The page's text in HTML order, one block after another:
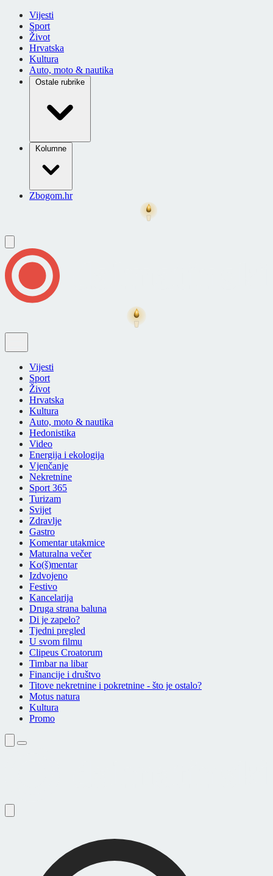
Vijesti
Sport
Život
Hrvatska
Kultura
Auto, moto & nautika
Ostale rubrike
Kolumne
Zbogom.hr
Vijesti
Sport
Život
Hrvatska
Kultura
Auto, moto & nautika
Hedonistika
Video
Energija i ekologija
Vjenčanje
Nekretnine
Sport 365
Turizam
Svijet
Zdravlje
Gastro
Komentar utakmice
Maturalna večer
Ko(š)mentar
Izdvojeno
Festivo
Kancelarija
Druga strana baluna
Di je zapelo?
Tjedni pregled
U svom filmu
Clipeus Croatorum
Timbar na libar
Financije i društvo
Titove nekretnine i pokretnine - što je ostalo?
Motus natura
Kultura
Promo